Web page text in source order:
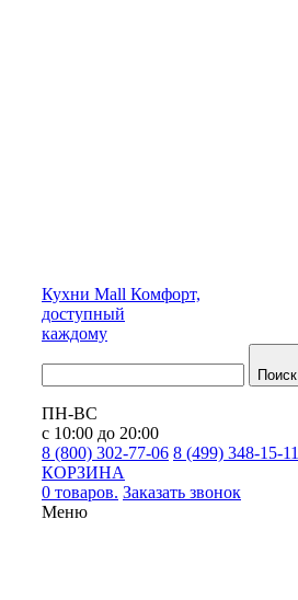
Кухни Mall Комфорт,
доступный
каждому
Поиск
ПН-ВС
с 10:00 до 20:00
8 (800) 302-77-06 8 (499) 348-15-11
КОРЗИНА
0 товаров. Заказать звонок
Меню